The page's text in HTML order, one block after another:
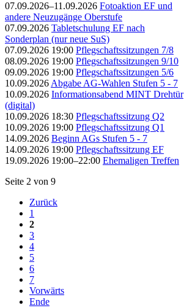
07.09.2026–11.09.2026 Fotoaktion EF und
andere Neuzugänge Oberstufe
07.09.2026 Tabletschulung EF nach
Sonderplan (nur neue SuS)
07.09.2026 19:00 Pflegschaftssitzungen 7/8
08.09.2026 19:00 Pflegschaftssitzungen 9/10
09.09.2026 19:00 Pflegschaftssitzungen 5/6
10.09.2026 Abgabe AG-Wahlen Stufen 5 - 7
10.09.2026 Informationsabend MINT Drehtür
(digital)
10.09.2026 18:30 Pflegschaftssitzung Q2
10.09.2026 19:00 Pflegschaftssitzung Q1
14.09.2026 Beginn AGs Stufen 5 - 7
14.09.2026 19:00 Pflegschaftssitzung EF
19.09.2026 19:00–22:00 Ehemaligen Treffen
Seite 2 von 9
Zurück
1
2
3
4
5
6
7
Vorwärts
Ende